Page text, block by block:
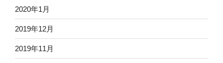
2020年1月
2019年12月
2019年11月